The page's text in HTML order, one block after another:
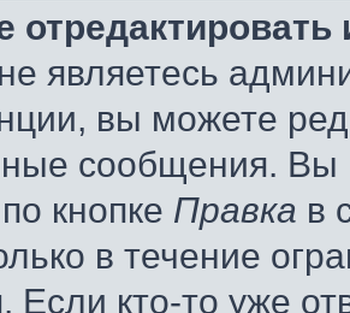
являетесь
вы можете
сообщения. Вы
кнопке Правка в
в течение
Если кто-то уже